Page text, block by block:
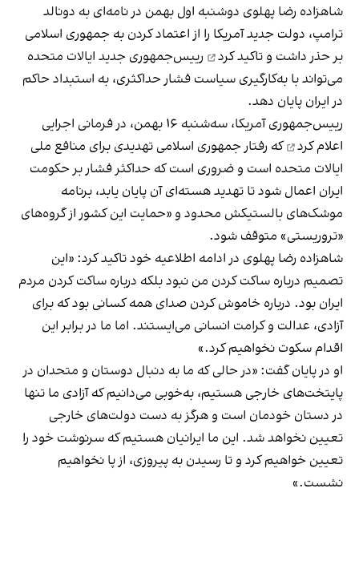
شاهزاده رضا پهلوی دوشنبه اول بهمن در نامه‌ای به دونالد
ترامپ، دولت جدید آمریکا را از اعتماد کردن به جمهوری اسلامی
بر حذر داشت و تاکید کرد
رییس‌جمهوری جدید ایالات متحده
می‌تواند با به‌کارگیری سیاست فشار حداکثری، به استبداد حاکم
در ایران پایان دهد.
رییس‌جمهوری آمریکا، سه‌شنبه ۱۶ بهمن، در فرمانی اجرایی
اعلام کرد
که رفتار جمهوری اسلامی تهدیدی برای منافع ملی
ایالات متحده است و ضروری است که حداکثر فشار بر حکومت
ایران اعمال شود تا تهدید هسته‌ای آن پایان یابد، برنامه
موشک‌های بالستیکش محدود و «حمایت این کشور از گروه‌های
«تروریستی» متوقف شود.
شاهزاده رضا پهلوی در ادامه اطلاعیه خود تاکید کرد: «این
تصمیم درباره ساکت کردن من نبود بلکه درباره ساکت کردن مردم
ایران بود. درباره خاموش کردن صدای همه کسانی بود که برای
آزادی، عدالت و کرامت انسانی می‌ایستند. اما ما در برابر این
اقدام سکوت نخواهیم کرد.»
او در پایان گفت: «در حالی‌ که ما به دنبال دوستان و متحدان در
پایتخت‌های خارجی هستیم، به‌خوبی می‌دانیم که آزادی‌ ما تنها
در دستان خودمان است و هرگز به دست دولت‌های خارجی
تعیین نخواهد شد. این ما ایرانیان هستیم که سرنوشت خود را
تعیین خواهیم کرد و تا رسیدن به پیروزی، از پا نخواهیم
نشست.»